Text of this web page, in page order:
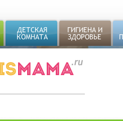
ДЕТСКАЯ
КОМНАТА
ГИГИЕНА И
ЗДОРОВЬЕ